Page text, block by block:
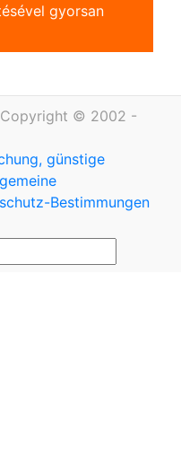
gyorsan
Copyright © 2002 -
günstige
Bestimmungen